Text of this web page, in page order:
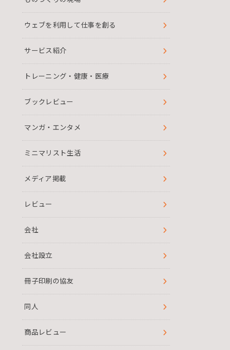
ウェブを利用して仕事を創る
サービス紹介
トレーニング・健康・医療
ブックレビュー
マンガ・エンタメ
ミニマリスト生活
メディア掲載
レビュー
会社
会社設立
冊子印刷の協友
同人
商品レビュー